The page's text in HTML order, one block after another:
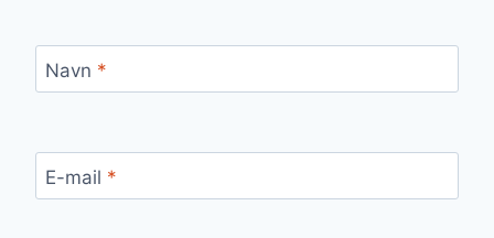
Navn *
E-mail *